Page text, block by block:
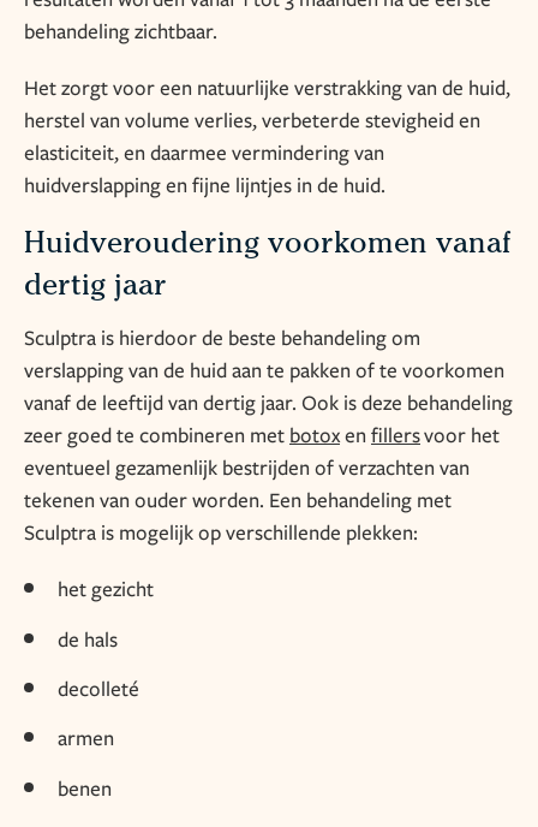
behandeling zichtbaar.
Het zorgt voor een natuurlijke verstrakking van de huid,
herstel van volume verlies, verbeterde stevigheid en
elasticiteit, en daarmee vermindering van
huidverslapping en fijne lijntjes in de huid.
Huidveroudering voorkomen vanaf
dertig jaar
Sculptra is hierdoor de beste behandeling om
verslapping van de huid aan te pakken of te voorkomen
vanaf de leeftijd van dertig jaar. Ook is deze behandeling
zeer goed te combineren met botoxen fillersvoor het
eventueel gezamenlijk bestrijden of verzachten van
tekenen van ouder worden. Een behandeling met
Sculptra is mogelijk op verschillende plekken:
het gezicht
de hals
decolleté
armen
benen